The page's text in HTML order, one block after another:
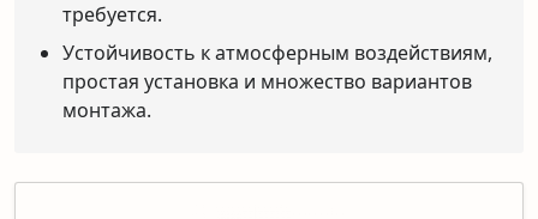
требуется.
Устойчивость к атмосферным воздействиям,
простая установка и множество вариантов
монтажа.